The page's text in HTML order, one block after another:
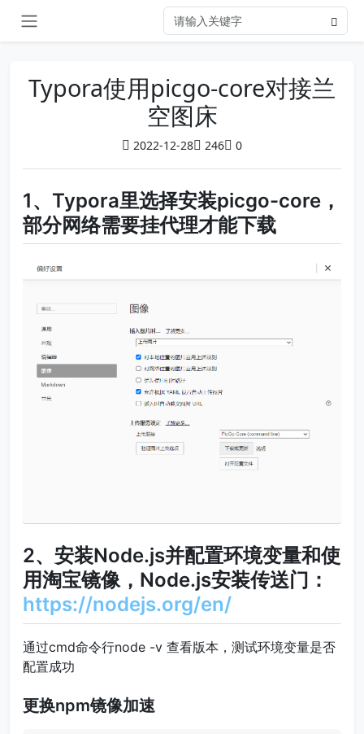
Typora使用picgo-core对接兰
空图床
2022-12-28 246 0
1、Typora里选择安装picgo-core，
部分网络需要挂代理才能下载
2、安装Node.js并配置环境变量和使
用淘宝镜像，Node.js安装传送门：
https://nodejs.org/en/
通过cmd命令行node -v 查看版本，测试环境变量是否
配置成功
更换npm镜像加速